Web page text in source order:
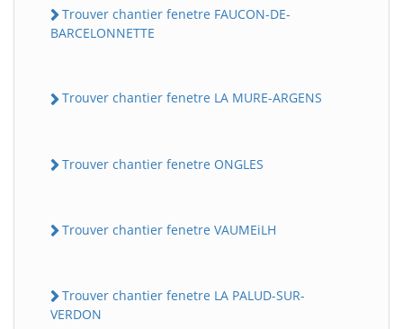
Trouver chantier fenetre FAUCON-DE-
BARCELONNETTE
Trouver chantier fenetre LA MURE-ARGENS
Trouver chantier fenetre ONGLES
Trouver chantier fenetre VAUMEiLH
Trouver chantier fenetre LA PALUD-SUR-
VERDON